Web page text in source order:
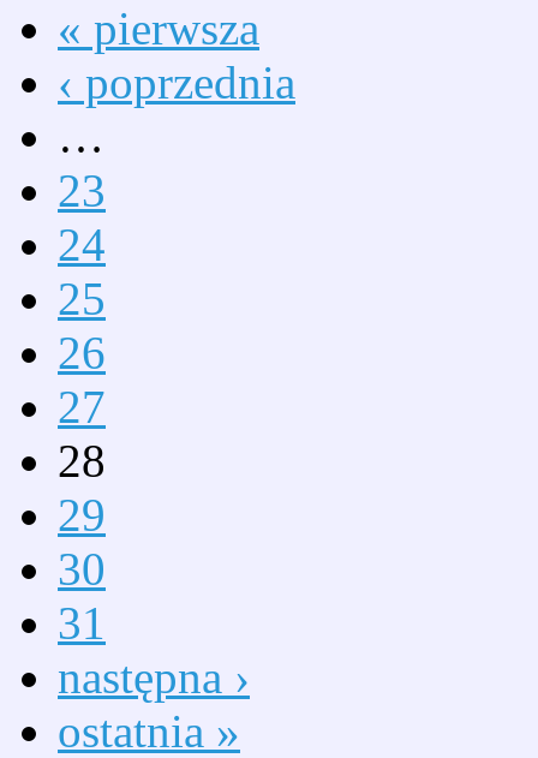
« pierwsza
‹ poprzednia
…
23
24
25
26
27
28
29
30
31
następna ›
ostatnia »